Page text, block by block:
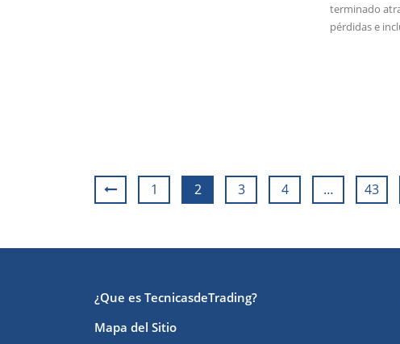
terminado
pérdidas e
1 2 3 4 … 43
¿Que es TecnicasdeTrading?
Mapa del Sitio